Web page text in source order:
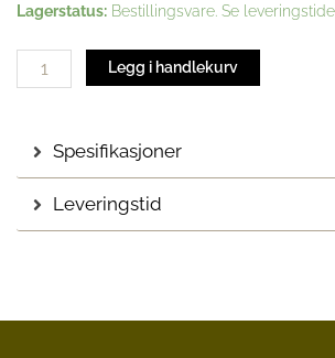
Lagerstatus: Bestillingsvare. Se
Sunburst
Multi
Legg i handlekurv
Spesifikasjoner
Leveringstid